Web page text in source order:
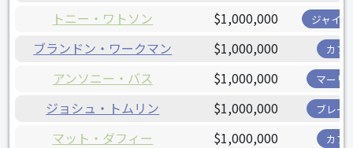
トニー・ワトソン $1,000,000 ジャイ
ブランドン・ワークマン $1,000,000 カブ
アンソニー・バス $1,000,000 マーリ
ジョシュ・トムリン $1,000,000 ブレー
マット・ダフィー $1,000,000 カブ